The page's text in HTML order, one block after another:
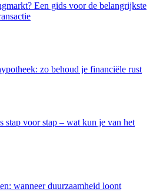
Een gids voor de belangrijkste
zo behoud je financiële rust
stap voor stap – wat kun je van het
wanneer duurzaamheid loont